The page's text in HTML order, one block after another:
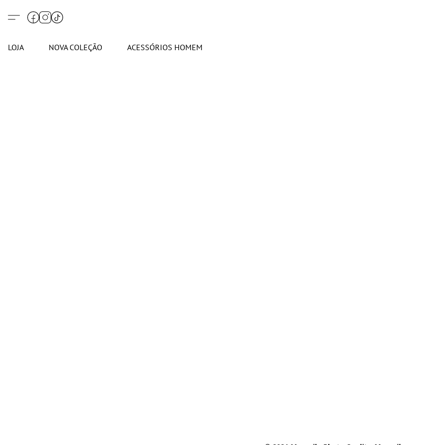
LOJA NOVA COLEÇÃO ACESSÓRIOS HOMEM